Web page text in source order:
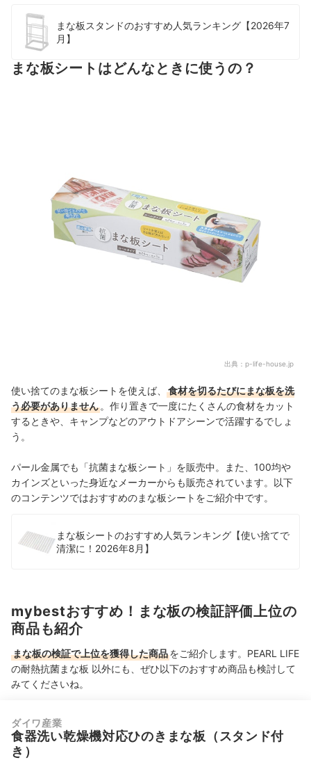
まな板スタンドのおすすめ人気ランキング【2026年7
月】
まな板シートはどんなときに使うの？
出典： p-life-house.jp
使い捨てのまな板シートを使えば、
食材を切るたびにまな板を洗
う必要がありません。作り置きで一度にたくさんの食材をカット
するときや、キャンプなどのアウトドアシーンで活躍するでしょ
う。
パール金属でも「抗菌まな板シート」を販売中。また、100均や
カインズといった身近なメーカーからも販売されています。以下
のコンテンツではおすすめのまな板シートをご紹介中です。
まな板シートのおすすめ人気ランキング【使い捨てで
清潔に！2026年8月】
mybestおすすめ！まな板の検証評価上位の
商品も紹介
まな板の検証で上位を獲得した商品をご紹介します。PEARL LIFE
の耐熱抗菌まな板 以外にも、ぜひ以下のおすすめ商品も検討して
みてくださいね。
ダイワ産業
食器洗い乾燥機対応ひのきまな板（スタンド付
き）